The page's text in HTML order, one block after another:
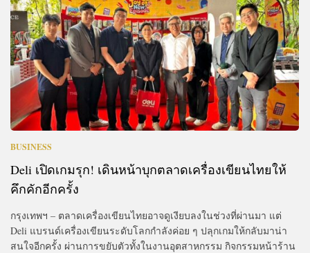
BUSINESS
Deli เปิดเกมรุก! เดินหน้าบุกตลาดเครื่องเขียนไทยให้
คึกคักอีกครั้ง
กรุงเทพฯ – ตลาดเครื่องเขียนไทยอาจดูเงียบลงในช่วงที่ผ่านมา แต่
Deli แบรนด์เครื่องเขียนระดับโลกกำลังค่อย ๆ ปลุกเกมให้กลับมาน่า
สนใจอีกครั้ง ผ่านการขยับตัวทั้งในงานอุตสาหกรรม กิจกรรมหน้าร้าน